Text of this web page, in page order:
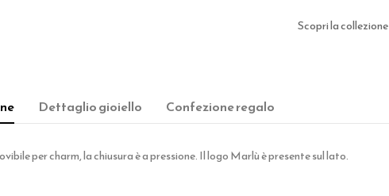
Scopri la collezione
Dettaglio gioiello Confezione regalo
per charm, la chiusura è a pressione. Il logo Marlù è presente sul lato.